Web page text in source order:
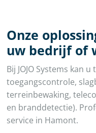
Onze
uw bedrijf of
Bij JOJO Systems kan
toegangscontrole,
terreinbewaking,
en branddetectie).
service in Hamont.